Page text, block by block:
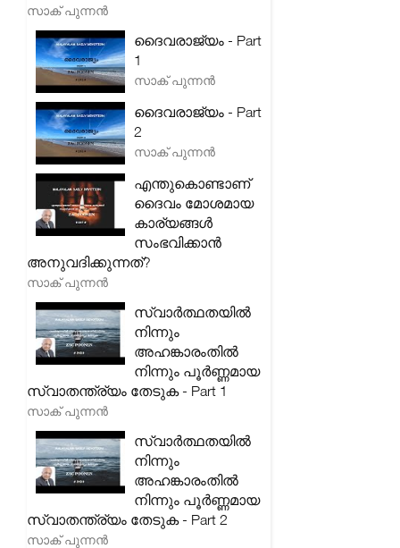
സാക് പുന്നൻ
ദൈവരാജ്യം - Part
1
സാക് പുന്നൻ
ദൈവരാജ്യം - Part
2
സാക് പുന്നൻ
എന്തുകൊണ്ടാണ്
ദൈവം മോശമായ
കാര്യങ്ങൾ
സംഭവിക്കാൻ
അനുവദിക്കുന്നത്?
സാക് പുന്നൻ
സ്വാർത്ഥതയിൽ
നിന്നും
അഹങ്കാരംതിൽ
നിന്നും പൂർണ്ണമായ
സ്വാതന്ത്ര്യം തേടുക - Part 1
സാക് പുന്നൻ
സ്വാർത്ഥതയിൽ
നിന്നും
അഹങ്കാരംതിൽ
നിന്നും പൂർണ്ണമായ
സ്വാതന്ത്ര്യം തേടുക - Part 2
സാക് പുന്നൻ